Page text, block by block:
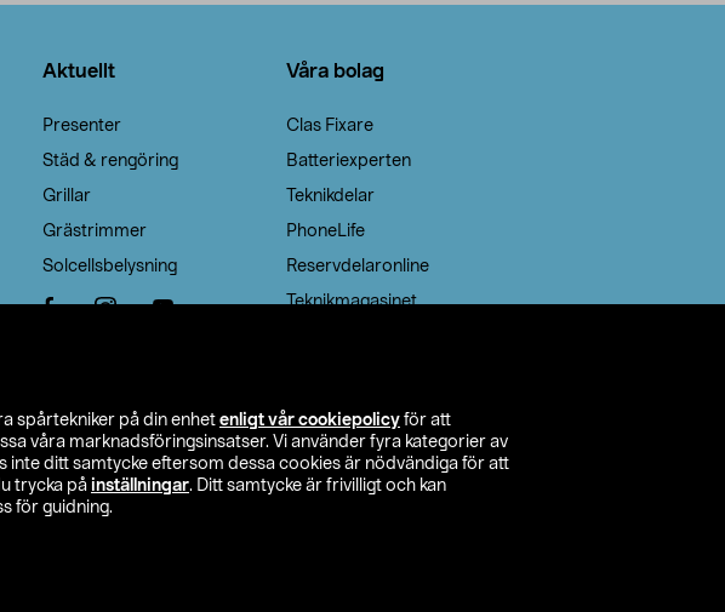
spårtekniker på din enhet enligt vår cookiepolicy för att
våra marknadsföringsinsatser. Vi använder fyra kategorier av
inte ditt samtycke eftersom dessa cookies är nödvändiga för att
trycka på inställningar. Ditt samtycke är frivilligt och kan
för guidning.
Aktuellt
Presenter
Städ & rengöring
Grillar
Grästrimmer
Solcellsbelysning
Våra bolag
Clas Fixare
Batteriexperten
Teknikdelar
PhoneLife
Reservdelaronline
Teknikmagasinet